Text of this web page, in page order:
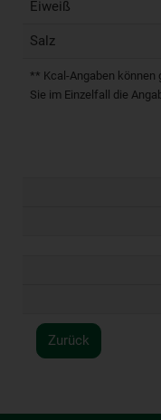
Eiweiß
Salz
** Kcal-Angaben können
Sie im Einzelfall die
Zurück